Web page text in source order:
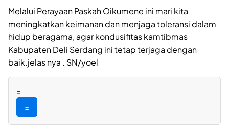
Melalui Perayaan Paskah Oikumene ini mari kita
meningkatkan keimanan dan menjaga toleransi dalam
hidup beragama, agar kondusifitas kamtibmas
Kabupaten Deli Serdang ini tetap terjaga dengan
baik.jelas nya . SN/yoel
=
=